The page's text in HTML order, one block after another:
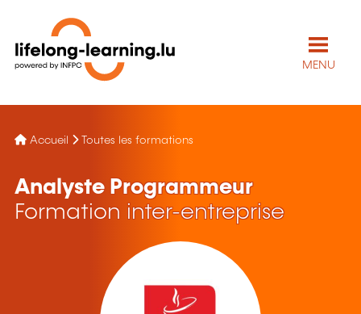
MENU
Accueil Toutes les formations
Analyste Programmeur
Formation inter-entreprise